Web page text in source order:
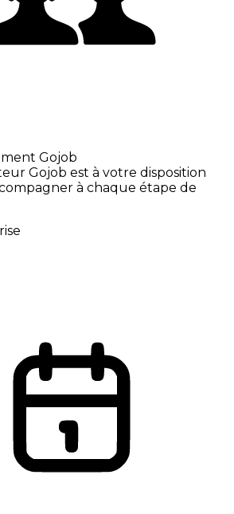
Gojob
Gojob est à votre disposition
à chaque étape de